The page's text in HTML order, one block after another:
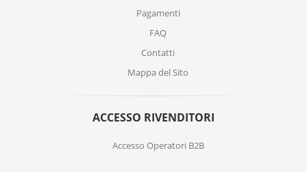
Pagamenti
FAQ
Contatti
Mappa del Sito
ACCESSO RIVENDITORI
Accesso Operatori B2B